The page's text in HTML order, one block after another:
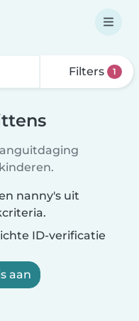
Filters 1
nanny's uit
ID-verificatie
aan